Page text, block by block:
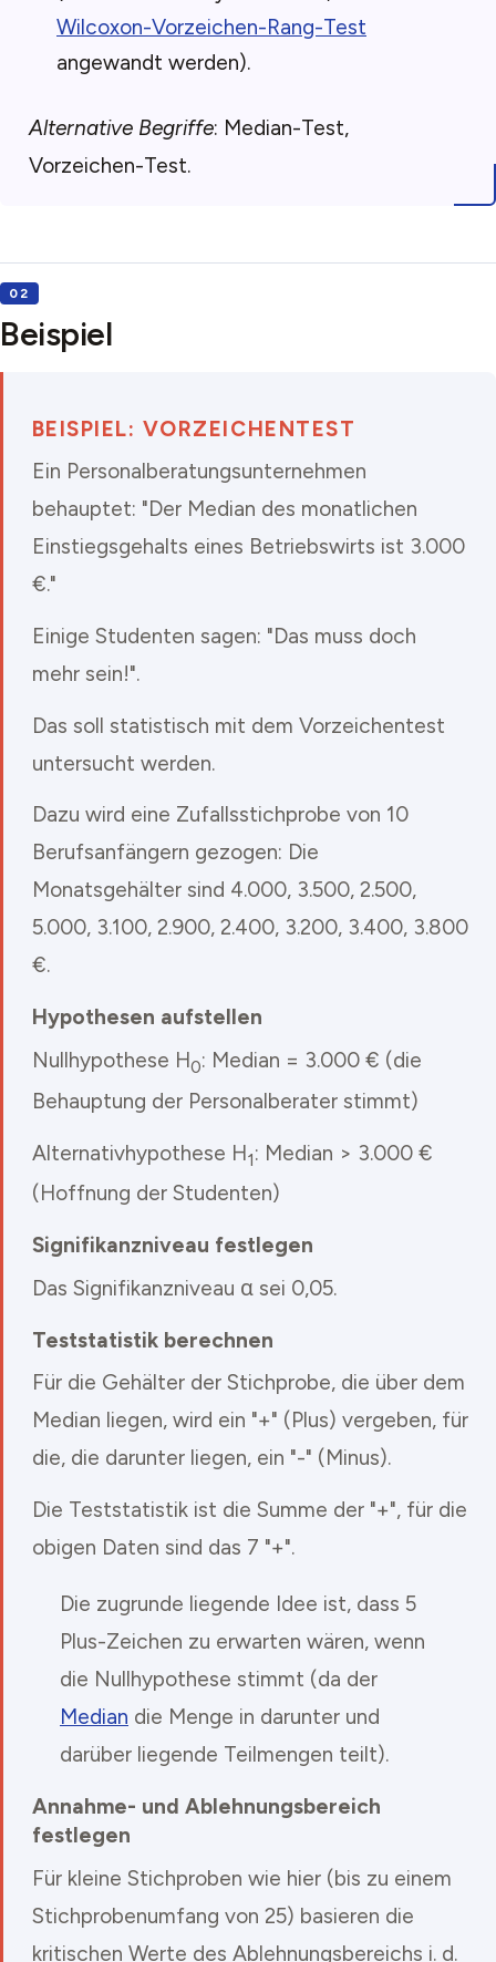
Wilcoxon-Vorzeichen-Rang-Test
angewandt werden).
Alternative Begriffe: Median-Test,
Vorzeichen-Test.
Beispiel
BEISPIEL: VORZEICHENTEST
Ein Personalberatungsunternehmen
behauptet: "Der Median des monatlichen
Einstiegsgehalts eines Betriebswirts ist 3.000
€."
Einige Studenten sagen: "Das muss doch
mehr sein!".
Das soll statistisch mit dem Vorzeichentest
untersucht werden.
Dazu wird eine Zufallsstichprobe von 10
Berufsanfängern gezogen: Die
Monatsgehälter sind 4.000, 3.500, 2.500,
5.000, 3.100, 2.900, 2.400, 3.200, 3.400, 3.800
€.
Hypothesen aufstellen
Nullhypothese H0: Median = 3.000 € (die
Behauptung der Personalberater stimmt)
Alternativhypothese H1: Median > 3.000 €
(Hoffnung der Studenten)
Signifikanzniveau festlegen
Das Signifikanzniveau α sei 0,05.
Teststatistik berechnen
Für die Gehälter der Stichprobe, die über dem
Median liegen, wird ein "+" (Plus) vergeben, für
die, die darunter liegen, ein "-" (Minus).
Die Teststatistik ist die Summe der "+", für die
obigen Daten sind das 7 "+".
Die zugrunde liegende Idee ist, dass 5
Plus-Zeichen zu erwarten wären, wenn
die Nullhypothese stimmt (da der
Median die Menge in darunter und
darüber liegende Teilmengen teilt).
Annahme- und Ablehnungsbereich
festlegen
Für kleine Stichproben wie hier (bis zu einem
Stichprobenumfang von 25) basieren die
kritischen Werte des Ablehnungsbereichs i. d.